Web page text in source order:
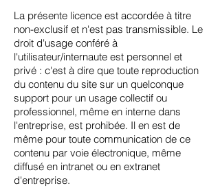
La présente licence est accordée à titre
non-exclusif et n'est pas transmissible. Le
droit d'usage conféré à
l'utilisateur/internaute est personnel et
privé : c'est à dire que toute reproduction
du contenu du site sur un quelconque
support pour un usage collectif ou
professionnel, même en interne dans
l'entreprise, est prohibée. Il en est de
même pour toute communication de ce
contenu par voie électronique, même
diffusé en intranet ou en extranet
d'entreprise.